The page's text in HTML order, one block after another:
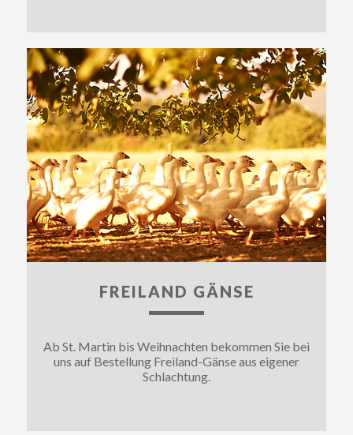
FREILAND GÄNSE
Ab St. Martin bis Weihnachten bekommen Sie bei
uns auf Bestellung Freiland-Gänse aus eigener
Schlachtung.